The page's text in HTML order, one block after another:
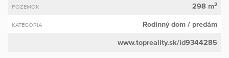
POZEMOK 298 m2
KATEGÓRIA Rodinný dom / predám
www.topreality.sk/id9344285